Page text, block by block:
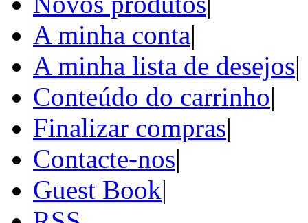
A minha conta|
A minha lista de desejos|
Conteúdo do carrinho|
Finalizar compras|
Contacte-nos|
Guest Book|